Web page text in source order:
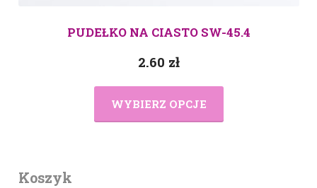
PUDEŁKO NA CIASTO SW-45.4
2.60 zł
WYBIERZ OPCJE
Koszyk